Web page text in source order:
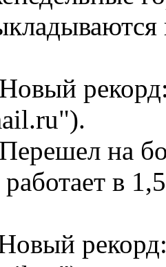
Новый
Перешел на
в